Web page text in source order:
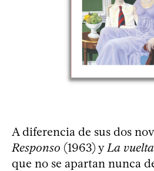
A diferencia de sus dos
Responso (1963) yLa
que no se apartan nunca